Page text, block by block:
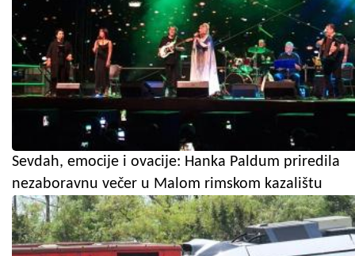
Sevdah, emocije i ovacije: Hanka Paldum priredila
nezaboravnu večer u Malom rimskom kazalištu